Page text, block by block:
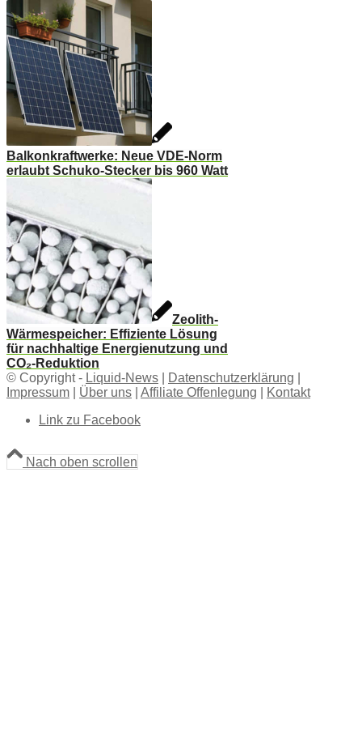
Balkonkraftwerke: Neue VDE-Norm
erlaubt Schuko-Stecker bis 960 Watt
Zeolith-
Wärmespeicher: Effiziente Lösung
für nachhaltige Energienutzung und
CO₂-Reduktion
© Copyright - Liquid-News Datenschutzerklärung
Impressum
Über uns Affiliate Offenlegung
Kontakt
Link zu Facebook
Nach oben scrollen